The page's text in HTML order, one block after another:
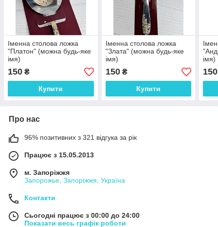
Іменна столова ложка
"Платон" (можна будь-яке
імя)
150 ₴
Купити
Іменна столова ложка
"Злата" (можна будь-яке
імя)
150₴
Купити
імя)
150
Про нас
96% позитивних з 321 відгука за рік
Працює з 15.05.2013
м. Запоріжжя
Запорожье, Запоріжжя, Україна
Контакти
Сьогодні працює з 00:00 до 24:00
Показати весь графік роботи